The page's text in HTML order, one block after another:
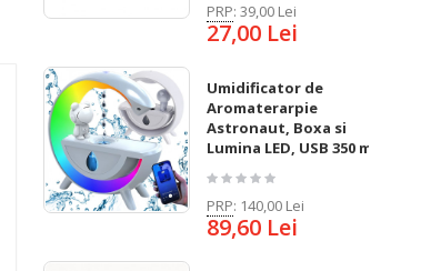
PRP: 39,00 Lei
27,00 Lei
Umidificator de
Aromaterarpie
Astronaut, Boxa si
Lumina LED, USB 350 ml
PRP: 140,00 Lei
89,60 Lei